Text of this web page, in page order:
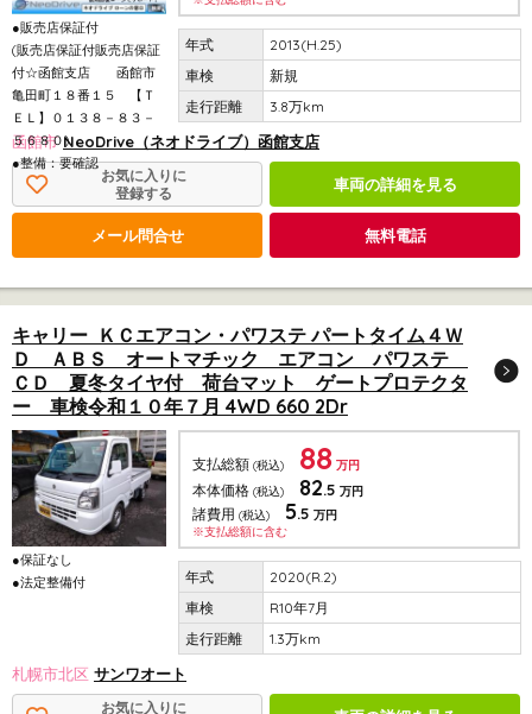
●販売店保証付
(販売店保証付販売店保証
付☆函館支店 函館市
亀田町１８番１５ 【Ｔ
ＥＬ】０１３８－８３－
５６８０)
●整備：要確認
2013(H.25)
新規
3.8万km
函館市 NeoDrive（ネオドライブ）函館支店
お気に入りに
登録する
車両の詳細を見る
メール問合せ 無料電話
キャリー ＫＣエアコン・パワステ パートタイム４Ｗ
Ｄ ＡＢＳ オートマチック エアコン パワステ
ＣＤ 夏冬タイヤ付 荷台マット ゲートプロテクタ
ー 車検令和１０年７月 4WD 660 2Dr
●保証なし
●法定整備付
支払総額 (税込) 88 万円
本体価格 (税込) 82.5 万円
諸費用 (税込) 5.5 万円
※支払総額に含む
2020(R.2)
R10年7月
1.3万km
札幌市北区 サンワオート
お気に入りに